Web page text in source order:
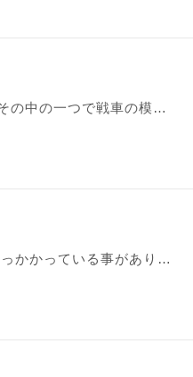
僕は模型を作るのが好きで、その中の一つで戦車の模型を作ることが好きです しかし最近、戦車の模型を買うたびになにかと不吉なことが起きたりしました 一つは、戦車の模型を買った翌日に北朝鮮がミサイル発射の予兆を出したこと 二つは買ったその日のバイトで何もしていないのに神経質なお客様からクレームを食らったこと 三つはごく最近なんですが買った翌日に大阪北部地震が起きたこと こう言ったことが戦車や戦闘機など、戦争に関係する模型を買うたびに起きているようで、とても怖いです 僕は、戦時中の戦車兵や戦没者に祟られ、災いや不吉な出来事が起きる呪いに、かかってしまったのでしょうか・・・ お坊さん、お力をお貸しください！ お願いします！
はじめまして。 僕はずっと引っかかっている事があります。 これは僕が幼稚園の頃のお話です 近所にはお坊さんが常駐していない公民館と児童公園を兼ねたお寺がありまして、地域の集まりや法事があるとお坊さんが他所から来てそこを解放します。 ある日、そこで地域の集まりがあり、僕と年下の友達とお地蔵様を蹴ったり棒でポカポカ叩いて遊んでしまいました、、、 その頃はお地蔵様がどういうもか知らず、まん丸頭のヘンなヤツと思ってました。 その様子を集まりに参加していた母に見られ「このバチ当たりめ！？」とゲンコツされました。 後日、また懲りずにそのお寺に行き、年下の友達とお地蔵様をポカポカ叩いて遊んでしまいました、、、 その時の感情的には「お前なんか怖くないやい！」って感じでした。 やがて月日が経ち、今の歳になって神仏に対して信心深くなり、幼稚園の時の行いを悔いて、たまにお地蔵様を水で流し線香をそなえます。 これでお地蔵様は幼い頃の愚行許してくれるでしょうか？、、、